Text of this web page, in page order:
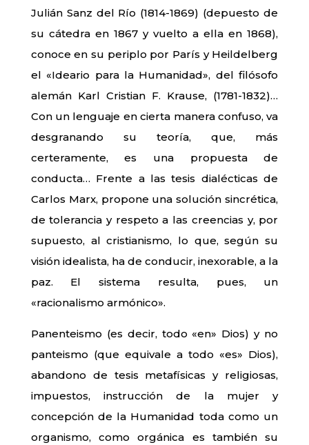
Julián Sanz del Río (1814-1869) (depuesto de
su cátedra en 1867 y vuelto a ella en 1868),
conoce en su periplo por París y Heildelberg
el «Ideario para la Humanidad», del filósofo
alemán Karl Cristian F. Krause, (1781-1832)…
Con un lenguaje en cierta manera confuso, va
desgranando su teoría, que, más
certeramente, es una propuesta de
conducta… Frente a las tesis dialécticas de
Carlos Marx, propone una solución sincrética,
de tolerancia y respeto a las creencias y, por
supuesto, al cristianismo, lo que, según su
visión idealista, ha de conducir, inexorable, a la
paz. El sistema resulta, pues, un
«racionalismo armónico».
Panenteismo (es decir, todo «en» Dios) y no
panteismo (que equivale a todo «es» Dios),
abandono de tesis metafísicas y religiosas,
impuestos, instrucción de la mujer y
concepción de la Humanidad toda como un
organismo, como orgánica es también su